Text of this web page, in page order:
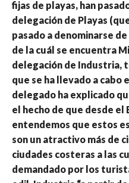
fijas de playas, han
delegación de Playas
pasado a denominarse
de la cuál se encuentra
delegación de Industria,
que se ha llevado a cabo
delegado ha explicado
el hecho de que desde el
entendemos que estos
son un atractivo más de
ciudades costeras a las
demandado por los